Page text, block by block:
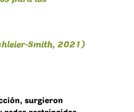
Smith, 2021)
surgieron